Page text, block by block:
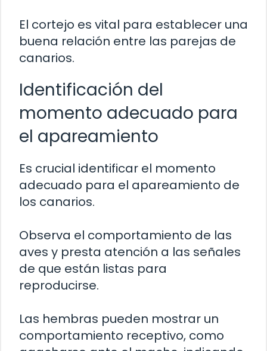
El cortejo es vital para establecer una
buena relación entre las parejas de
canarios.
Identificación del
momento adecuado para
el apareamiento
Es crucial identificar el momento
adecuado para el apareamiento de
los canarios.
Observa el comportamiento de las
aves y presta atención a las señales
de que están listas para
reproducirse.
Las hembras pueden mostrar un
comportamiento receptivo, como